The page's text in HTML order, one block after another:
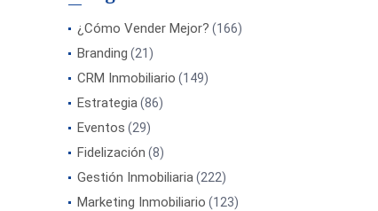
¿Cómo Vender Mejor? (166)
Branding (21)
CRM Inmobiliario (149)
Estrategia(86)
Eventos (29)
Fidelización (8)
Gestión Inmobiliaria(222)
Marketing Inmobiliario (123)